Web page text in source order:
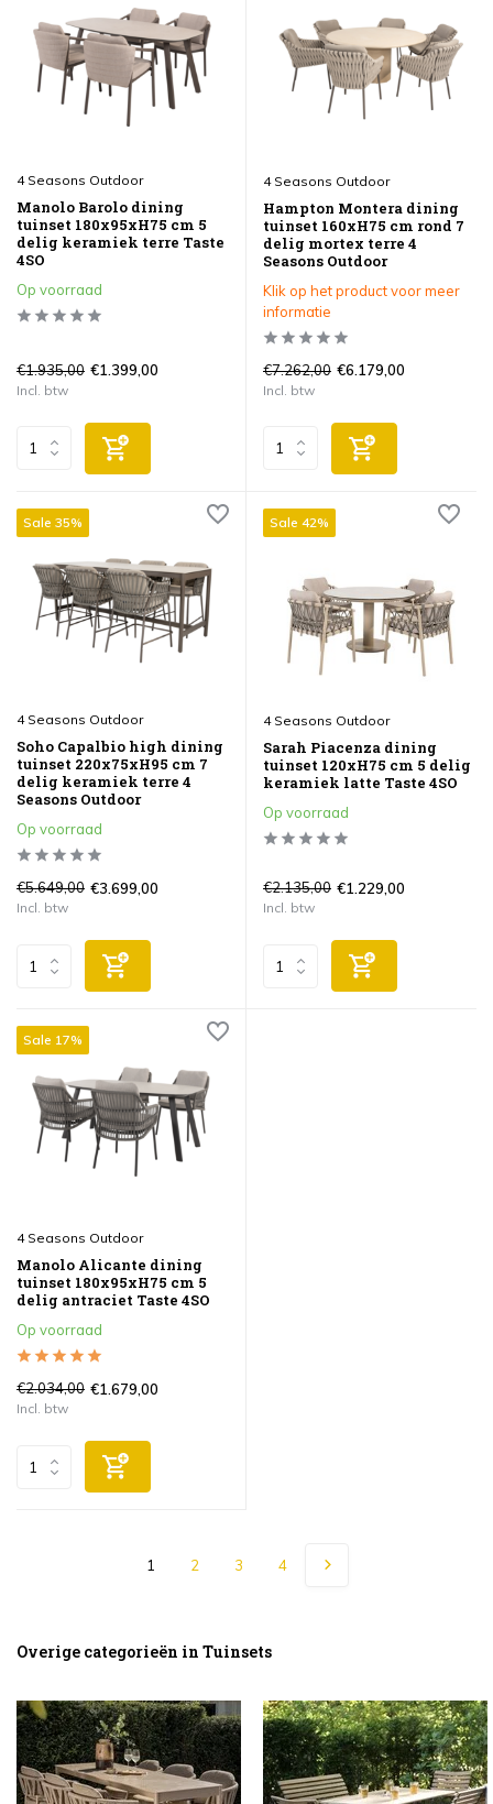
4 Seasons Outdoor
Manolo Barolo dining
tuinset 180x95xH75 cm 5
delig keramiek terre Taste
4SO
Op voorraad
€1.935,00 €1.399,00
Incl. btw
4 Seasons Outdoor
Hampton Montera dining
tuinset 160xH75 cm rond 7
delig mortex terre 4
Seasons Outdoor
Klik op het product voor meer
informatie
€7.262,00 €6.179,00
Incl. btw
Sale 35%
4 Seasons Outdoor
Soho Capalbio high dining
tuinset 220x75xH95 cm 7
delig keramiek terre 4
Seasons Outdoor
Op voorraad
€5.649,00 €3.699,00
Incl. btw
Sale 42%
4 Seasons Outdoor
Sarah Piacenza dining
tuinset 120xH75 cm 5 delig
keramiek latte Taste 4SO
Op voorraad
€2.135,00 €1.229,00
Incl. btw
Sale 17%
4 Seasons Outdoor
Manolo Alicante dining
tuinset 180x95xH75 cm 5
delig antraciet Taste 4SO
Op voorraad
€2.034,00 €1.679,00
Incl. btw
1 2 3 4
Overige categorieën in Tuinsets